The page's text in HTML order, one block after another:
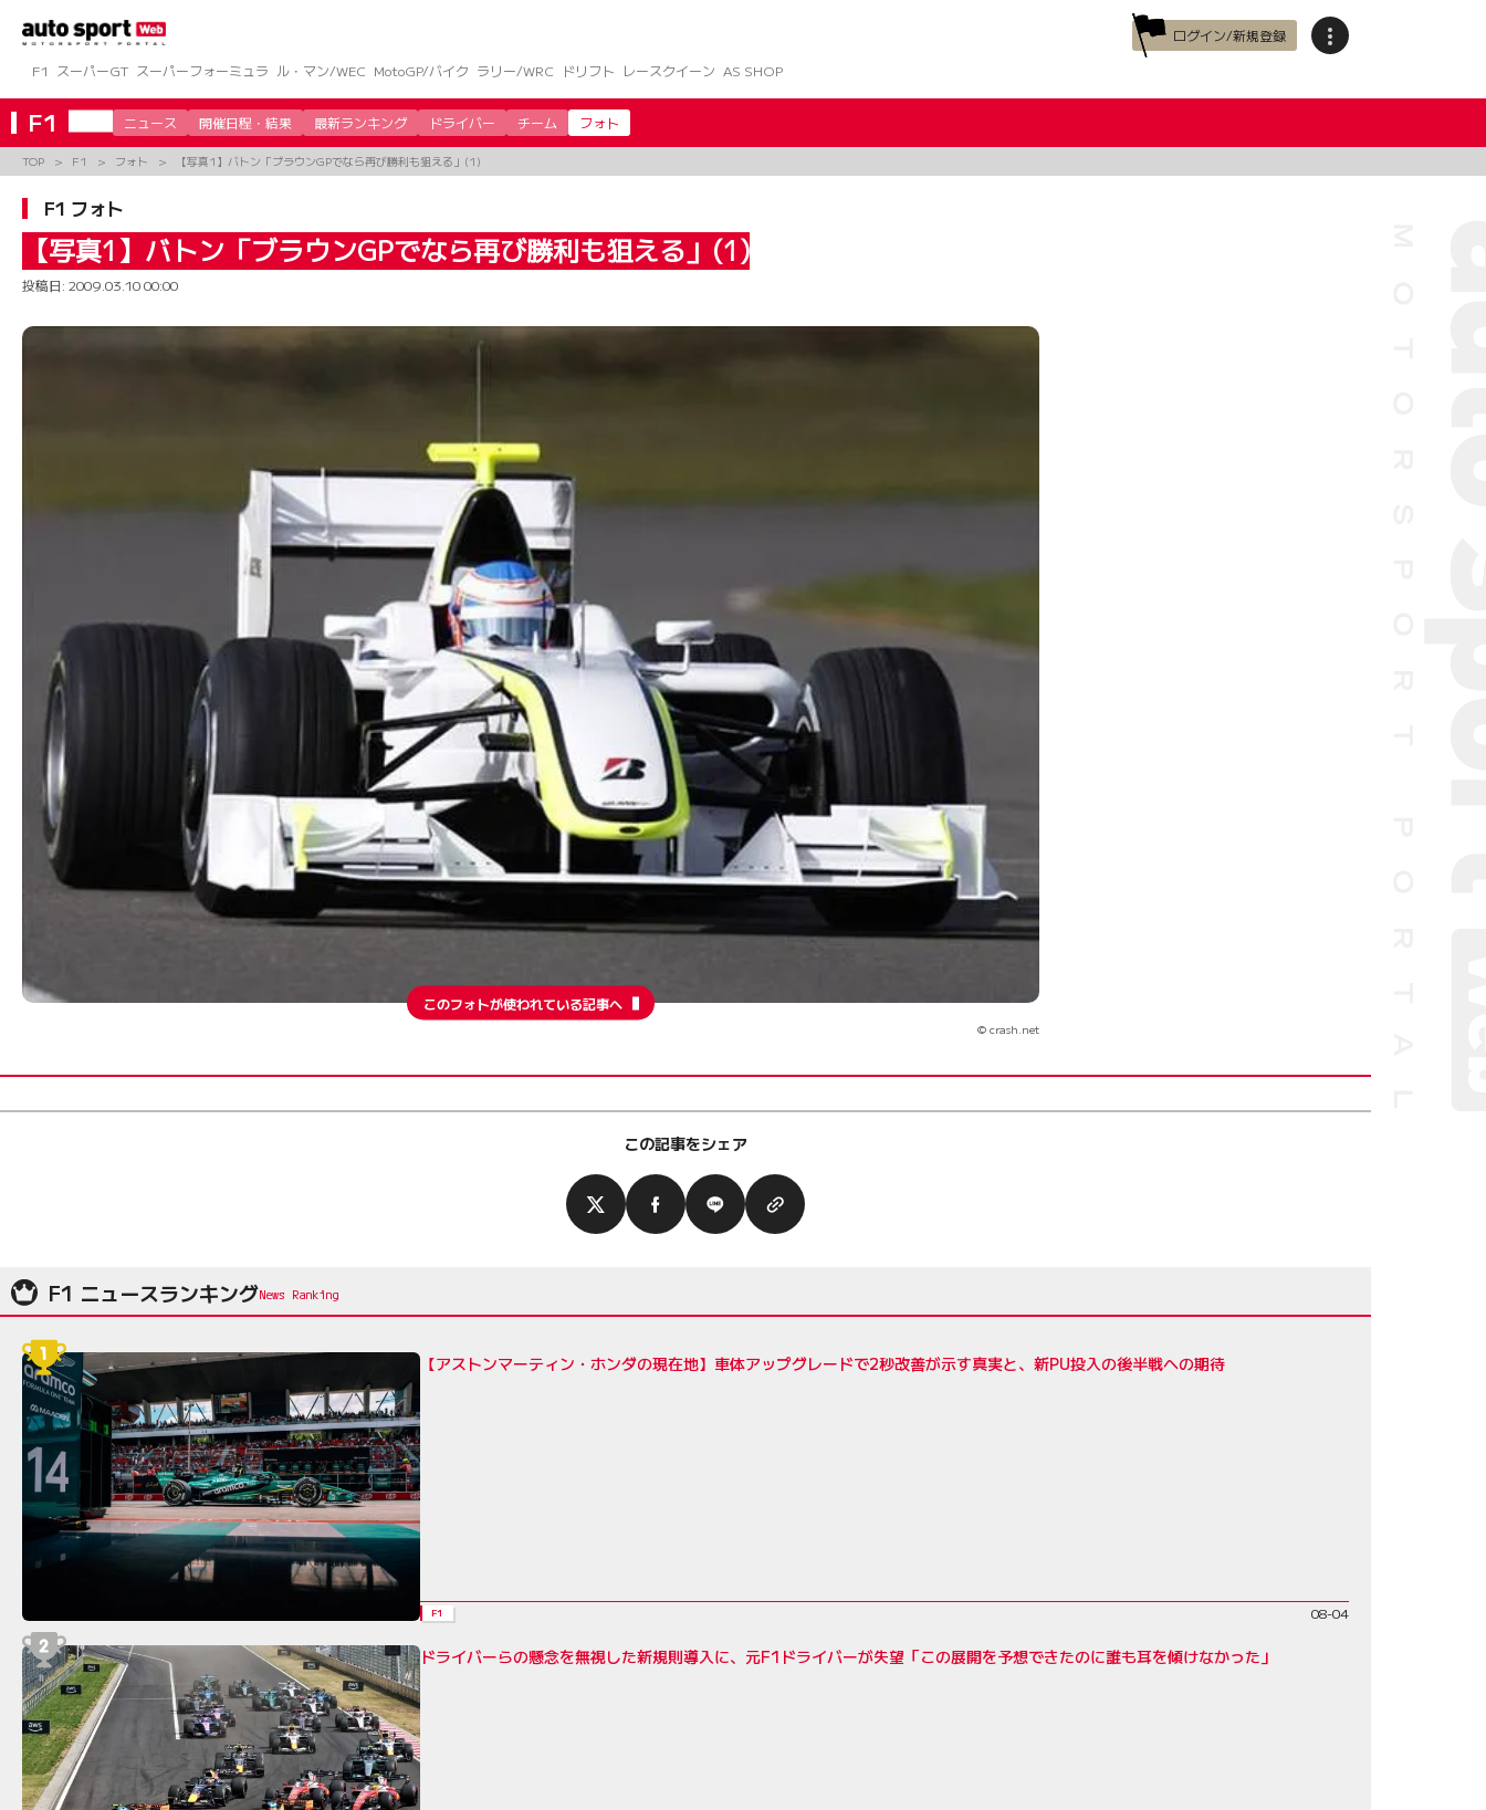
ツ
へ
ス
キ
ッ
ログイン/新規登録
F1
スーパーGT スーパーフォーミュラ ル・マン/WEC MotoGP/バイク ラリー/WRC ドリフト レースクイーン AS SHOP
F1 ニュース 開催日程・結果 最新ランキング ドライバー チーム フォト
TOP F1 フォト 【写真1】バトン「ブラウンGPでなら再び勝利も狙える」(1)
F1 フォト
【写真1】バトン「ブラウンGPでなら再び勝利も狙える」(1)
投稿日: 2009.03.10 00:00
このフォトが使われている記事へ
© crash.net
この記事をシェア
F1 ニュースランキング
【アストンマーティン・ホンダの現在地】車体アップグレードで2秒改善が示す真実と、新PU投入の後半戦への期待
F1 08-04
ドライバーらの懸念を無視した新規則導入に、元F1ドライバーが失望「この展開を予想できたのに誰も耳を傾けなかった」